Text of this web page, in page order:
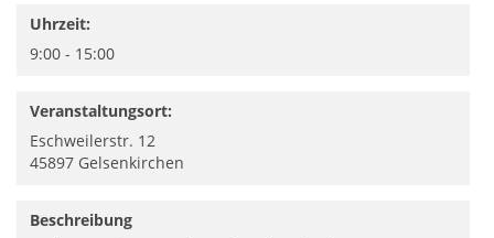
Uhrzeit:
9:00 - 15:00
Veranstaltungsort:
Eschweilerstr. 12
45897 Gelsenkirchen
Beschreibung